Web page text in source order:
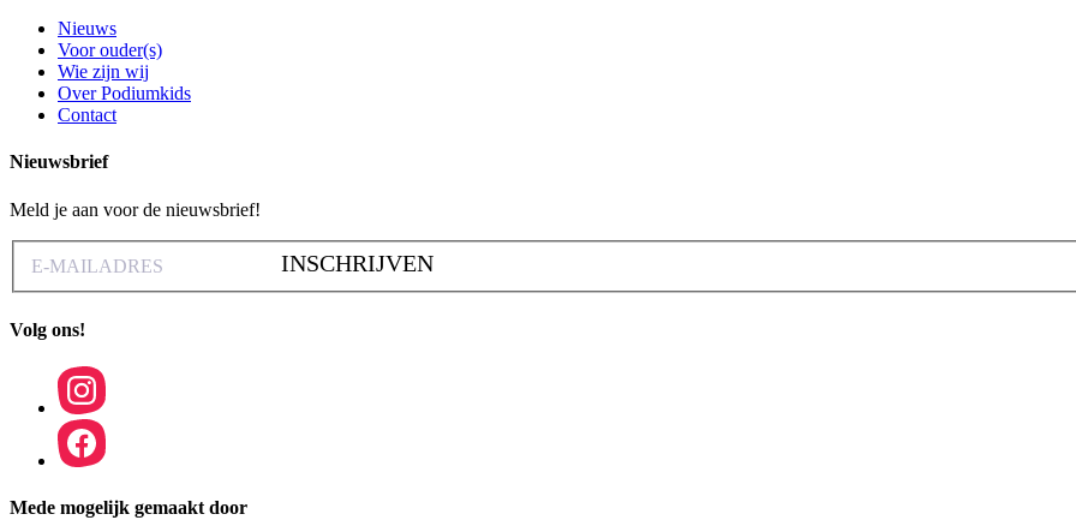
Nieuws
Voor ouder(s)
Wie zijn wij
Over Podiumkids
Contact
Nieuwsbrief
Meld je aan voor de nieuwsbrief!
INSCHRIJVEN
Volg ons!
Mede mogelijk gemaakt door